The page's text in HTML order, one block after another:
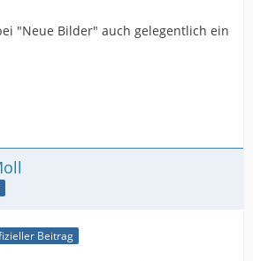
"Neue Bilder" auch gelegentlich ein
Beitrag